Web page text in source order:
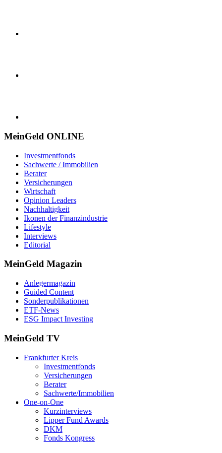
MeinGeld ONLINE
Investmentfonds
Sachwerte / Immobilien
Berater
Versicherungen
Wirtschaft
Opinion Leaders
Nachhaltigkeit
Ikonen der Finanzindustrie
Lifestyle
Interviews
Editorial
MeinGeld Magazin
Anlegermagazin
Guided Content
Sonderpublikationen
ETF-News
ESG Impact Investing
MeinGeld TV
Frankfurter Kreis
Investmentfonds
Versicherungen
Berater
Sachwerte/Immobilien
One-on-One
Kurzinterviews
Lipper Fund Awards
DKM
Fonds Kongress